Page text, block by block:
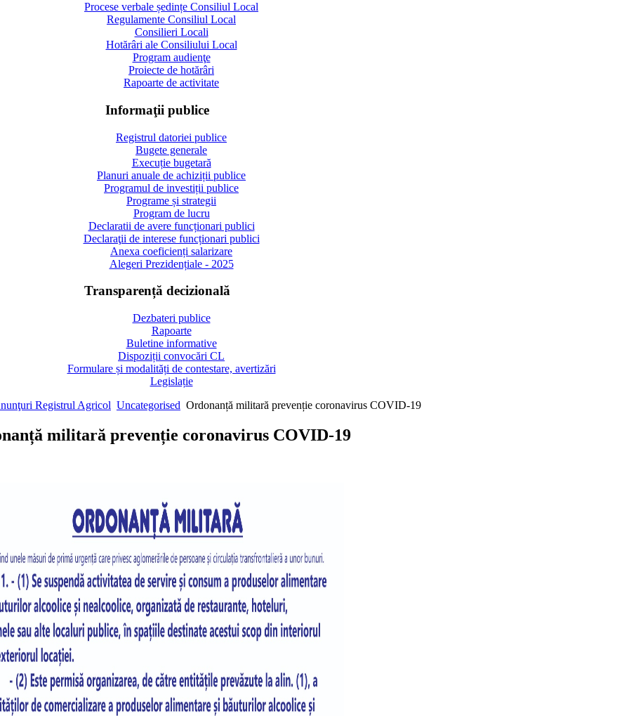
Procese verbale ședințe Consiliul Local
Regulamente Consiliul Local
Consilieri Locali
Hotărâri ale Consiliului Local
Program audienţe
Proiecte de hotărâri
Rapoarte de activitate
Informaţii publice
Registrul datoriei publice
Bugete generale
Execuție bugetară
Planuri anuale de achiziții publice
Programul de investiții publice
Programe și strategii
Program de lucru
Declaratii de avere funcționari publici
Declaraţii de interese funcționari publici
Anexa coeficienți salarizare
Alegeri Prezidențiale - 2025
Transparență decizională
Dezbateri publice
Rapoarte
Buletine informative
Dispoziții convocări CL
Formulare și modalități de contestare, avertizări
Legislație
Registrul Agricol Uncategorised Ordonanță militară prevenție coronavirus COVID-19
militară prevenție coronavirus COVID-19